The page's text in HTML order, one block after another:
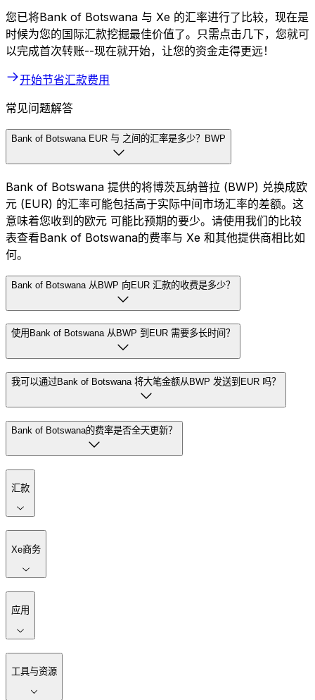
您已将Bank of Botswana 与 Xe 的汇率进行了比较，现在是
时候为您的国际汇款挖掘最佳价值了。只需点击几下，您就可
以完成首次转账--现在就开始，让您的资金走得更远！
开始节省汇款费用
常见问题解答
Bank of Botswana EUR 与 之间的汇率是多少？BWP
Bank of Botswana 提供的将博茨瓦纳普拉 (BWP) 兑换成欧
元 (EUR) 的汇率可能包括高于实际中间市场汇率的差额。这
意味着您收到的欧元 可能比预期的要少。请使用我们的比较
表查看Bank of Botswana的费率与 Xe 和其他提供商相比如
何。
Bank of Botswana 从BWP 向EUR 汇款的收费是多少？
使用Bank of Botswana 从BWP 到EUR 需要多长时间？
我可以通过Bank of Botswana 将大笔金额从BWP 发送到EUR 吗？
Bank of Botswana的费率是否全天更新？
汇款
Xe商务
应用
工具与资源